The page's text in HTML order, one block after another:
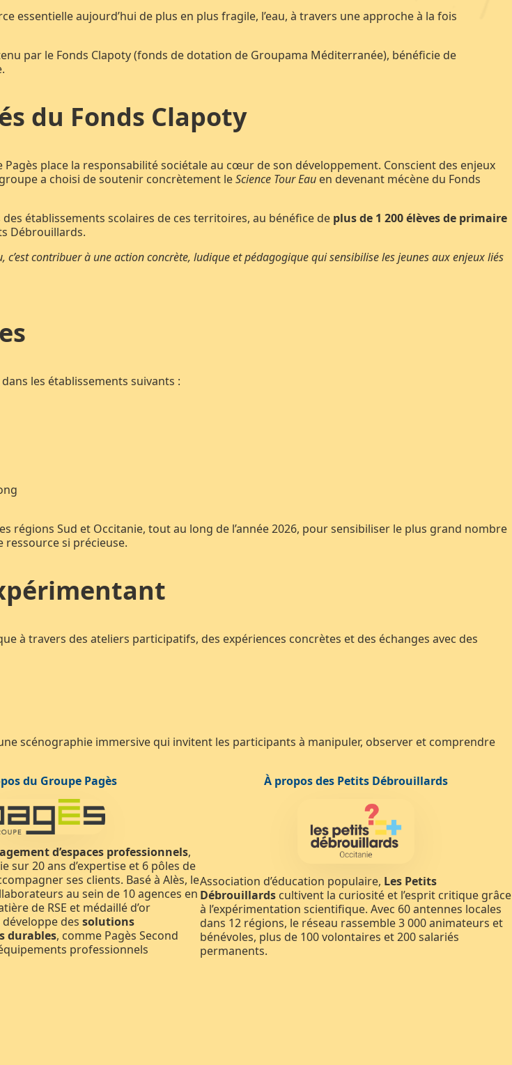
aujourd’hui de plus en plus fragile, l’eau, à travers une approche à la fois
par le Fonds Clapoty (fonds de dotation de Groupama Méditerranée), bénéficie de
du Fonds Clapoty
place la responsabilité sociétale au cœur de son développement. Conscient des enjeux
a choisi de soutenir concrètement leScience Tour Eau en devenant mécène du Fonds
des établissements scolaires de ces territoires, au bénéfice de plus de 1 200 élèves de primaire
Débrouillards.
contribuer à une action concrète, ludique et pédagogique qui sensibilise les jeunes aux enjeux liés
les établissements suivants :
Sud et Occitanie, tout au long de l’année 2026, pour sensibiliser le plus grand nombre
ressource si précieuse.
à travers des ateliers participatifs, des expériences concrètes et des échanges avec des
scénographie immersive qui invitent les participants à manipuler, observer et comprendre
du Groupe Pagès
d’espaces professionnels,
sur 20 ans d’expertise et 6 pôles de
ses clients. Basé à Alès, le
au sein de 10 agences en
de RSE et médaillé d’or
développe des solutions
durables, comme Pagès Second
professionnels
À propos des Petits Débrouillards
Association d’éducation populaire, Les Petits
Débrouillards cultivent la curiosité et l’esprit critique grâce
à l’expérimentation scientifique. Avec 60 antennes locales
dans 12 régions, le réseau rassemble 3 000 animateurs et
bénévoles, plus de 100 volontaires et 200 salariés
permanents.